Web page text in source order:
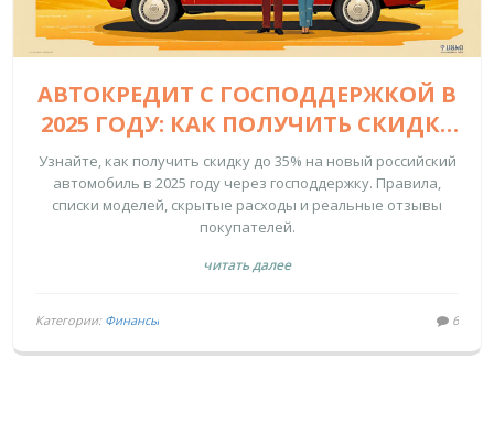
АВТОКРЕДИТ С ГОСПОДДЕРЖКОЙ В
2025 ГОДУ: КАК ПОЛУЧИТЬ СКИДКУ
ДО 35% НА РОССИЙСКИЙ
АВТОМОБИЛЬ
Узнайте, как получить скидку до 35% на новый российский
автомобиль в 2025 году через господдержку. Правила,
списки моделей, скрытые расходы и реальные отзывы
покупателей.
читать далее
Категории: Финансы 6